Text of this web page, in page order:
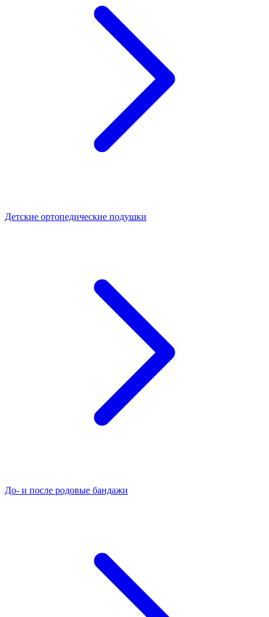
Детские ортопедические подушки
До- и после родовые бандажи